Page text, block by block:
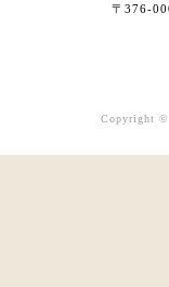
〒376-
Copyright ©